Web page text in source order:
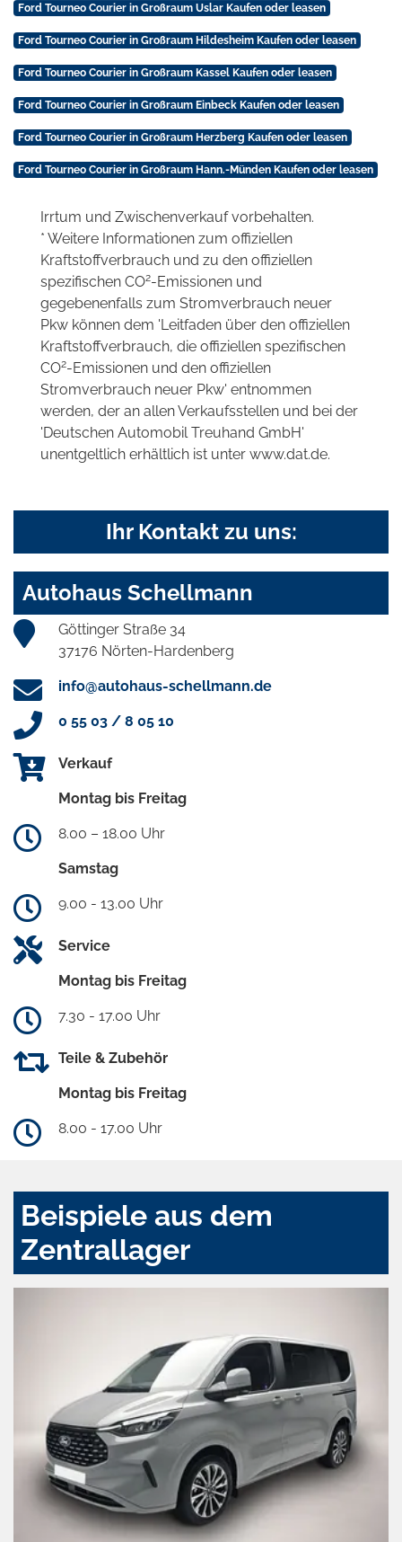
Ford Tourneo Courier in Großraum Uslar Kaufen oder leasen
Ford Tourneo Courier in Großraum Hildesheim Kaufen oder leasen
Ford Tourneo Courier in Großraum Kassel Kaufen oder leasen
Ford Tourneo Courier in Großraum Einbeck Kaufen oder leasen
Ford Tourneo Courier in Großraum Herzberg Kaufen oder leasen
Ford Tourneo Courier in Großraum Hann.-Münden Kaufen oder leasen
Irrtum und Zwischenverkauf vorbehalten.
* Weitere Informationen zum offiziellen
Kraftstoffverbrauch und zu den offiziellen
spezifischen CO2-Emissionen und
gegebenenfalls zum Stromverbrauch neuer
Pkw können dem 'Leitfaden über den offiziellen
Kraftstoffverbrauch, die offiziellen spezifischen
CO2-Emissionen und den offiziellen
Stromverbrauch neuer Pkw' entnommen
werden, der an allen Verkaufsstellen und bei der
'Deutschen Automobil Treuhand GmbH'
unentgeltlich erhältlich ist unter www.dat.de.
Ihr Kontakt zu uns:
Autohaus Schellmann
Göttinger Straße 34
37176 Nörten-Hardenberg
info@autohaus-schellmann.de
0 55 03 / 8 05 10
Verkauf
Montag bis Freitag
8.00 – 18.00 Uhr
Samstag
9.00 - 13.00 Uhr
Service
Montag bis Freitag
7.30 - 17.00 Uhr
Teile & Zubehör
Montag bis Freitag
8.00 - 17.00 Uhr
Beispiele aus dem
Zentrallager